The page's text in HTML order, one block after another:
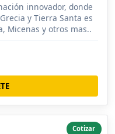
innovador, donde
y Tierra Santa es
Micenas y otros mas..
Cotizar